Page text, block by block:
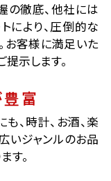
の徹底、他社には
により、圧倒的な
お客様に満足いた
示します。
豊富
、時計、お酒、楽
いジャンルのお品
す。